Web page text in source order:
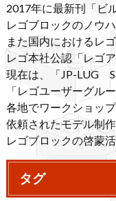
2017年に最新刊「ビ
レゴブロックのノウ
また国内におけるレ
レゴ本社公認「レゴ
現在は、「JP-LUG
「レゴユーザーグル
各地でワークショッ
依頼されたモデル制
レゴブロックの啓蒙
タグ